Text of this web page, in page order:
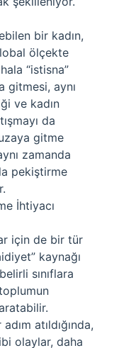
bir kadın,
ölçekte
“istisna”
gitmesi, aynı
ve kadın
da
gitme
zamanda
pekiştirme
İhtiyacı
için de bir tür
kaynağı
sınıflara
atıldığında,
olaylar, daha